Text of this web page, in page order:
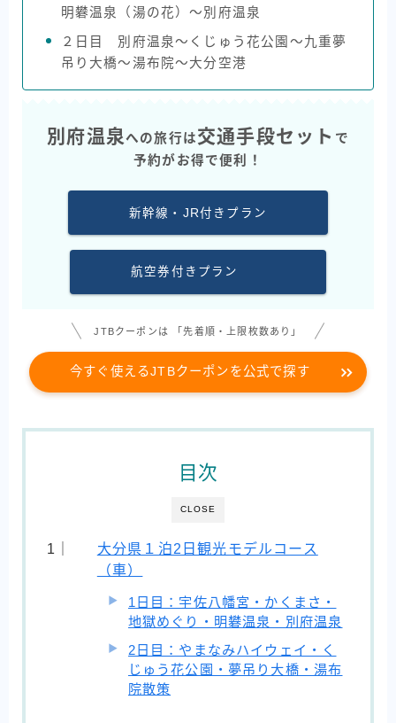
明礬温泉（湯の花）〜別府温泉
２日目 別府温泉〜くじゅう花公園〜九重夢
吊り大橋〜湯布院〜大分空港
別府温泉への旅行は交通手段セット で
予約がお得で便利！
新幹線・JR付きプラン
航空券付きプラン
JTBクーポンは 「先着順・上限枚数あり」
今すぐ使えるJTBクーポンを公式で探す
CLOSE
目次
大分県１泊2日観光モデルコース
（車）
1日目：宇佐八幡宮・かくまさ・
地獄めぐり・明礬温泉・別府温泉
2日目：やまなみハイウェイ・く
じゅう花公園・夢吊り大橋・湯布
院散策